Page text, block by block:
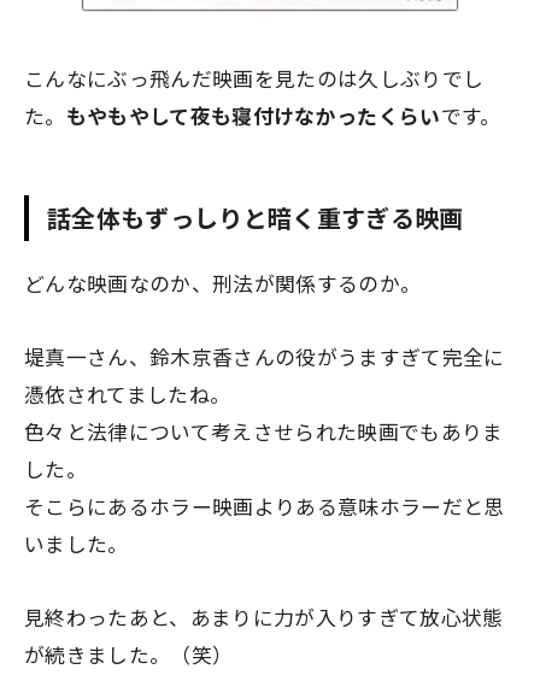
こんなにぶっ飛んだ映画を見たのは久しぶりでし
た。 もやもやして夜も寝付けなかったくらいです。
話全体もずっしりと暗く重すぎる映画
どんな映画なのか、刑法が関係するのか。
堤真一さん、鈴木京香さんの役がうますぎて完全に
憑依されてましたね。
色々と法律について考えさせられた映画でもありま
した。
そこらにあるホラー映画よりある意味ホラーだと思
いました。
見終わったあと、あまりに力が入りすぎて放心状態
が続きました。（笑）